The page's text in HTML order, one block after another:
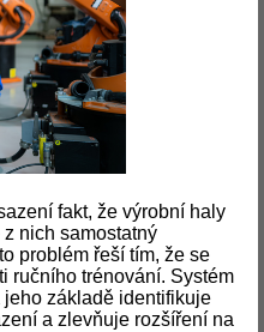
fakt, že výrobní haly
nich samostatný
problém řeší tím, že se
ručního trénování. Systém
základě identifikuje
a zlevňuje rozšíření na